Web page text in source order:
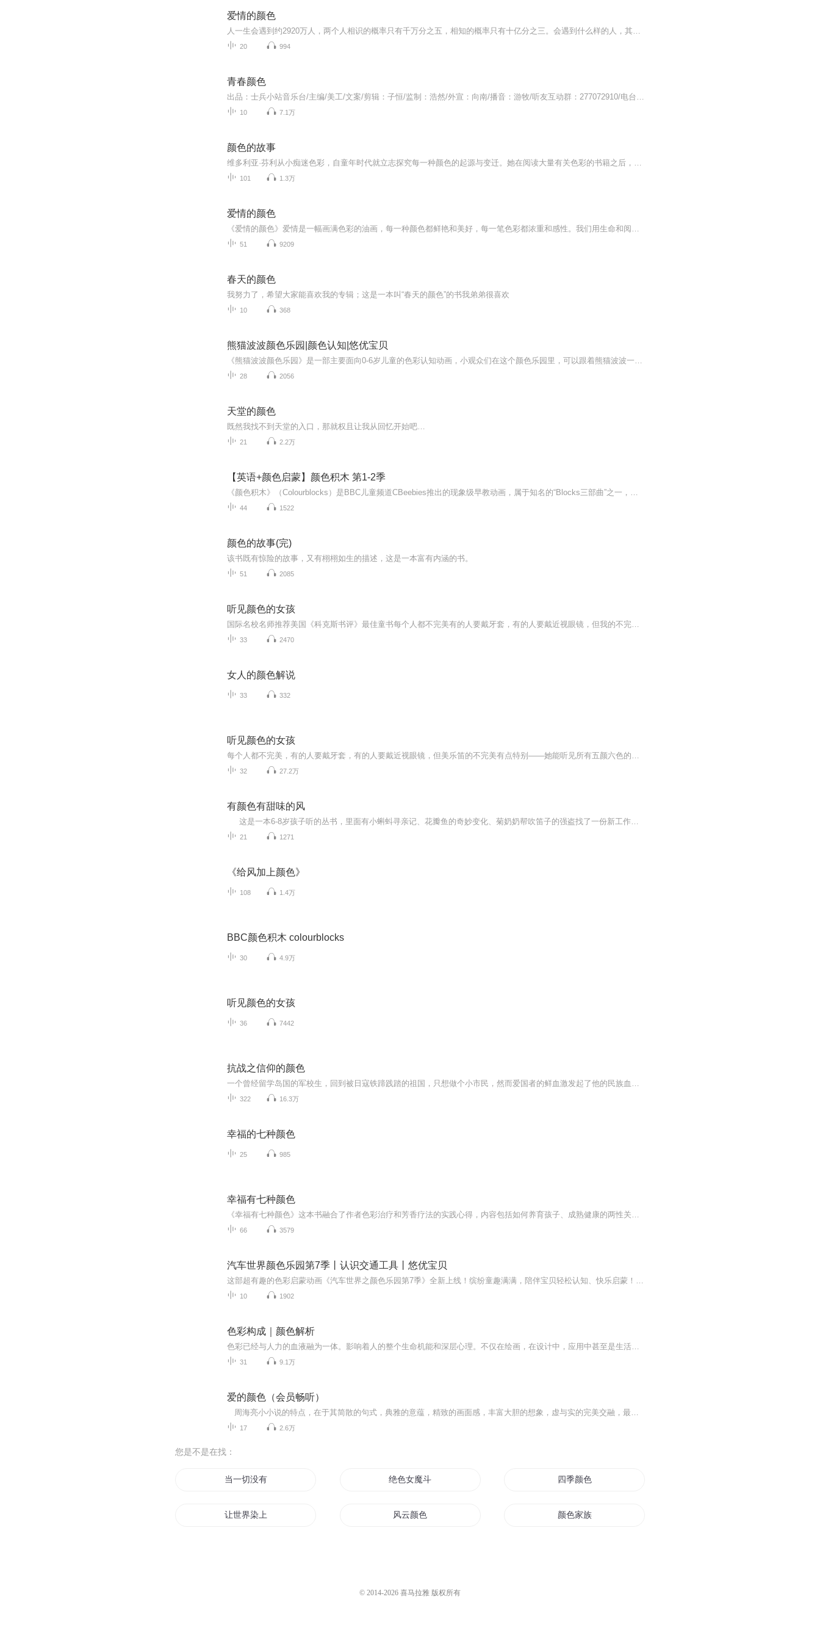
爱情的颜色
人一生会遇到约2920万人，两个人相识的概率只有千万分之五，相知的概率只有十亿分之三。会遇到什么样的人，其实完全在于你的选择。其实，一个成熟的人，就是要接受这个世界上的一切都是不完美的，都留有遗憾。当你做好了这些准备，能够接受这样的爱情和人...
20 994
青春颜色
出品：士兵小站音乐台/主编/美工/文案/剪辑：子恒/监制：浩然/外宣：向南/播音：游牧/听友互动群：277072910/电台招聘群：277072003/只有你想不到的，没有你听不到的，士兵小站，你我的心灵驿站。
10 7.1万
颜色的故事
维多利亚·芬利从小痴迷色彩，自童年时代就立志探究每一种颜色的起源与变迁。她在阅读大量有关色彩的书籍之后，不辞劳苦走访世界各地，寻取色彩的第一手资料，足迹遍及南美、澳大利亚、阿富汗、伊朗、印度等地，她甚至到过中国的敦煌和法门寺。沿途的发现常常让她大吃一惊：洋红原本出自南美洲仙人掌上的一种寄生虫——胭脂虫的鲜血，而昂贵的紫色则来自海蜗牛的眼泪！她在讲述每一种色彩的来龙去脉的同时，又穿插进旅途中的逸闻趣事，使得阅读这本书的过程如同一次轻松迷人、多姿多彩的色彩旅行。
101 1.3万
爱情的颜色
《爱情的颜色》爱情是一幅画满色彩的油画，每一种颜色都鲜艳和美好，每一笔色彩都浓重和感性。我们用生命和阅历来慢慢描绘，感受爱情、经历爱情、写意爱情。愿每个人，用心描画和珍惜爱情的每一笔色彩，不愧于心，不困于情，不畏分离，不惧伤痛，终其一生...
51 9209
春天的颜色
我努力了，希望大家能喜欢我的专辑；这是一本叫“春天的颜色”的书我弟弟很喜欢
10 368
熊猫波波颜色乐园|颜色认知|悠优宝贝
《熊猫波波颜色乐园》是一部主要面向0-6岁儿童的色彩认知动画，小观众们在这个颜色乐园里，可以跟着熊猫波波一起认识许多生活中常见的物品，如水果、蔬菜、狮子、火车、飞机……以及各种的颜色，帮助美商的提升和对世界基本认知的形成。
28 2056
天堂的颜色
既然我找不到天堂的入口，那就权且让我从回忆开始吧…
21 2.2万
【英语+颜色启蒙】颜色积木 第1-2季
《颜色积木》（Colourblocks）是BBC儿童频道CBeebies推出的现象级早教动画，属于知名的“Blocks三部曲”之一，和《字母积木》《数字积木》同属一个“积木学习宇宙”，自2022年首播以来全球播放量超10亿次，是0-8岁儿童艺术启蒙与英语学习的标杆资源。
44 1522
颜色的故事(完)
该书既有惊险的故事，又有栩栩如生的描述，这是一本富有内涵的书。
51 2085
听见颜色的女孩
国际名校名师推荐美国《科克斯书评》最佳童书每个人都不完美有的人要戴牙套，有的人要戴近视眼镜，但我的不完美有点特别：我能听见所有五颜六色的话，我能像摄像机一样把它们全部记下来，但无法把它们转述出来。我是学校里最聪明的孩子，但没人知道。要是...
33 2470
女人的颜色解说
33 332
听见颜色的女孩
每个人都不完美，有的人要戴牙套，有的人要戴近视眼镜，但美乐笛的不完美有点特别——她能听见所有五颜六色的话，能像摄像机一样把它们全部记下来，但无法把它们转述出来。她是学校里最聪明的孩子，但没人知道。要是她能告诉他们这一切，该有多好。而当她如愿以偿，等待她的，是更大的挑战…… 著名儿童文学作家曹文轩 感动推荐 一个关于宽容、理解与接纳的成长故事，一段感动整个美国的心灵悲欢……
32 27.2万
有颜色有甜味的风
这是一本6-8岁孩子听的丛书，里面有小蝌蚪寻亲记、花瓣鱼的奇妙变化、菊奶奶帮吹笛子的强盗找了一份新工作，你想知道是什么工作吗、巨人在太阳的帮助下走上了新的岗位，还有外太空的神秘电话等等，很多有趣的故事，可以启动孩子的大脑大胆的想象力...
21 1271
《给风加上颜色》
108 1.4万
BBC颜色积木 colourblocks
30 4.9万
听见颜色的女孩
36 7442
抗战之信仰的颜色
一个曾经留学岛国的军校生，回到被日寇铁蹄践踏的祖国，只想做个小市民，然而爱国者的鲜血激发起了他的民族血性，使他投身到隐蔽战线的对敌斗争中，一场场与敌伪的战斗随即展开！
322 16.3万
幸福的七种颜色
25 985
幸福有七种颜色
《幸福有七种颜色》这本书融合了作者色彩治疗和芳香疗法的实践心得，内容包括如何养育孩子、成熟健康的两性关系、职场必胜EQ、人际关系的技巧等等，简单、实用、唯美，闲暇时可在消遣中聆听欣赏。
66 3579
汽车世界颜色乐园第7季丨认识交通工具丨悠优宝贝
这部超有趣的色彩启蒙动画《汽车世界之颜色乐园第7季》全新上线！缤纷童趣满满，陪伴宝贝轻松认知、快乐启蒙！全新一季解锁欢乐满满的汽车彩色乐园！超多可爱呆萌的工程车齐聚一堂，趣味滑梯、梦幻泳池、缤纷彩色车库等超多场景轮番上线，每一处都藏着意想...
10 1902
色彩构成｜颜色解析
色彩已经与人力的血液融为一体。影响着人的整个生命机能和深层心理。不仅在绘画，在设计中，应用中甚至是生活里都有十分重要的作用。要做一个知道色，了解色，会使用色彩的人。这里为大家推荐这本书《形态构成 色彩》希望通过我的朗读让大家对色彩有更多的了解。友情提示，配合书籍边听边看效果更好。
31 9.1万
爱的颜色（会员畅听）
周海亮小小说的特点，在于其简散的句式，典雅的意蕴，精致的画面感，丰富大胆的想象，虚与实的完美交融，最为可贵的是，周海亮的小小说所体现出向善的生命与力量的品质向度。善是生活的一种本质，是人的一种本性，也是伦理秩序和社会秩序得以维持的...
17 2.6万
您是不是在找：
当一切没有颜色以后 绝色女魔斗狼王至尊红颜 四季颜色
让世界染上我的颜色 风云颜色 颜色家族
© 2014-2026 喜马拉雅 版权所有